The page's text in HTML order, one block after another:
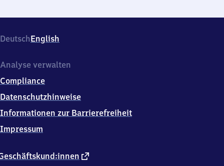
DeutschEnglish
externer
Analyse verwalten
Compliance
Datenschutzhinweise
Informationen zur Barrierefreiheit
Impressum